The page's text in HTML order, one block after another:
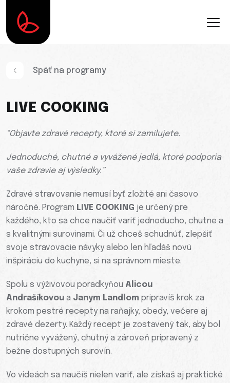
Späť na programy
LIVE COOKING
“Objavte zdravé recepty, ktoré si zamilujete.
Jednoduché, chutné a vyvážené jedlá, ktoré podporia
vaše zdravie aj výsledky.”
Zdravé stravovanie nemusí byť zložité ani časovo
náročné. Program LIVE COOKING je určený pre
každého, kto sa chce naučiť variť jednoducho, chutne a
s kvalitnými surovinami. Či už chceš schudnúť, zlepšiť
svoje stravovacie návyky alebo len hľadáš novú
inšpiráciu do kuchyne, si na správnom mieste.
Spolu s výživovou poradkyňou Alicou
Andrašíkovou a Janym Landlom pripravíš krok za
krokom pestré recepty na raňajky, obedy, večere aj
zdravé dezerty. Každý recept je zostavený tak, aby bol
nutrične vyvážený, chutný a zároveň pripravený z
bežne dostupných surovín.
Vo videách sa naučíš nielen variť, ale získaš aj praktické